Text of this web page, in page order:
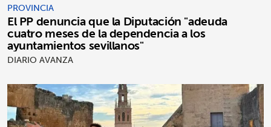
PROVINCIA
El PP denuncia que la Diputación "adeuda
cuatro meses de la dependencia a los
ayuntamientos sevillanos"
DIARIO AVANZA